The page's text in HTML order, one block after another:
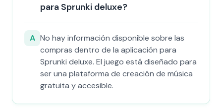
para Sprunki deluxe?
A No hay información disponible sobre las
compras dentro de la aplicación para
Sprunki deluxe. El juego está diseñado para
ser una plataforma de creación de música
gratuita y accesible.